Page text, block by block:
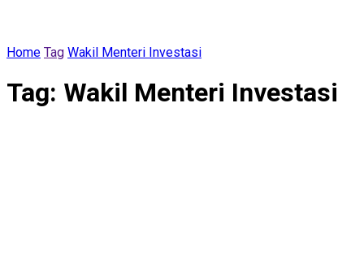
Home Tag Wakil Menteri Investasi
Tag: Wakil Menteri Investasi